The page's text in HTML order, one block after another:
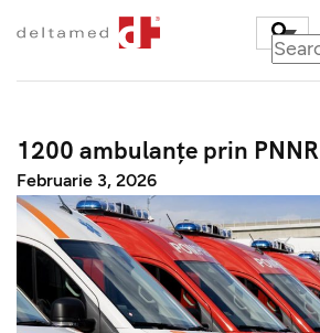
1200 ambulanțe prin PNNR
Februarie 3, 2026